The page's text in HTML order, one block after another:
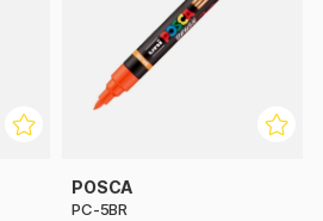
POSCA
PC-5BR